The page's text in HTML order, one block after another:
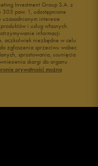
Investment Group S.A. z
paw. 1, udostępnione
interesie
i usług własnych.
informacji
aczkolwiek niezbędne w celu
zgłoszenia sprzeciwu wobec
sprostowania, usunięcia
skargi do organu
prywatności można